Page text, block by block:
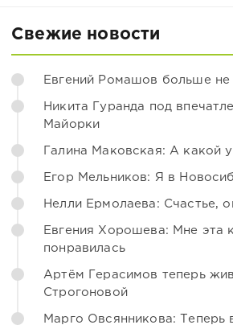
Свежие новости
Евгений Ромашов больше
Никита Гуранда под
Майорки
Галина Маковская: А какой
Егор Мельников: Я в
Нелли Ермолаева: Счастье,
Евгения Хорошева: Мне эта
понравилась
Артём Герасимов теперь
Строгоновой
Марго Овсянникова: Теперь